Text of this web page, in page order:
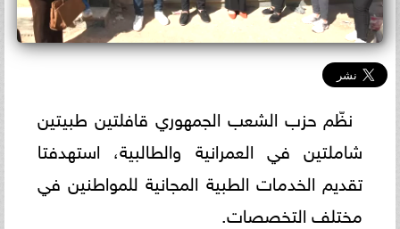
نظّم حزب الشعب الجمهوري قافلتين طبيتين
شاملتين في العمرانية والطالبية، استهدفتا
تقديم الخدمات الطبية المجانية للمواطنين في
مختلف التخصصات.